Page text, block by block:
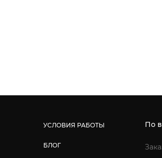
УСЛОВИЯ РАБОТЫ
БЛОГ
По